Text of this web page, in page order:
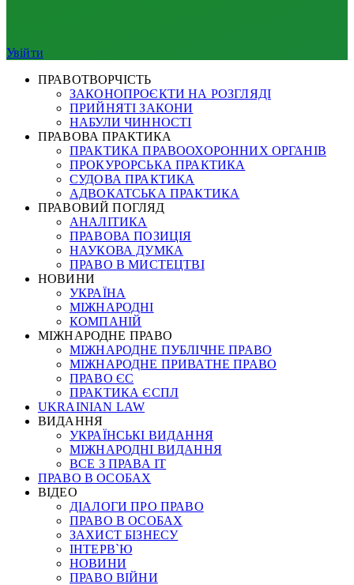
Увійти
ПРАВОТВОРЧІСТЬ
ЗАКОНОПРОЄКТИ НА РОЗГЛЯДІ
ПРИЙНЯТІ ЗАКОНИ
НАБУЛИ ЧИННОСТІ
ПРАВОВА ПРАКТИКА
ПРАКТИКА ПРАВООХОРОННИХ ОРГАНІВ
ПРОКУРОРСЬКА ПРАКТИКА
СУДОВА ПРАКТИКА
АДВОКАТСЬКА ПРАКТИКА
ПРАВОВИЙ ПОГЛЯД
АНАЛІТИКА
ПРАВОВА ПОЗИЦІЯ
НАУКОВА ДУМКА
ПРАВО В МИСТЕЦТВІ
НОВИНИ
УКРАЇНА
МІЖНАРОДНІ
КОМПАНІЙ
МІЖНАРОДНЕ ПРАВО
МІЖНАРОДНЕ ПУБЛІЧНЕ ПРАВО
МІЖНАРОДНЕ ПРИВАТНЕ ПРАВО
ПРАВО ЄС
ПРАКТИКА ЄСПЛ
UKRAINIAN LAW
ВИДАННЯ
УКРАЇНСЬКІ ВИДАННЯ
МІЖНАРОДНІ ВИДАННЯ
ВСЕ З ПРАВА ІТ
ПРАВО В ОСОБАХ
ВІДЕО
ДІАЛОГИ ПРО ПРАВО
ПРАВО В ОСОБАХ
ЗАХИСТ БІЗНЕСУ
ІНТЕРВ`Ю
НОВИНИ
ПРАВО ВІЙНИ